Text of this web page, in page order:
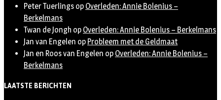
Peter Tuerlings op Overleden: Annie Bolenius –
Berkelmans
Twan de Jongh op Overleden: Annie Bolenius – Berkelmans
Jan van Engelen op Probleem met de Geldmaat
Jan en Roos van Engelen op Overleden: Annie Bolenius –
Berkelmans
LAATSTE BERICHTEN